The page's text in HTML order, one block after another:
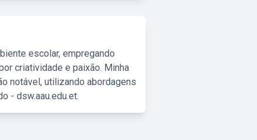
escolar, empregando
criatividade e paixão. Minha
notável, utilizando abordagens
- dsw.aau.edu.et.